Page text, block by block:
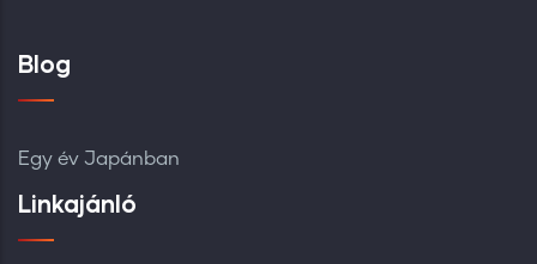
Blog
Egy év Japánban
Linkajánló